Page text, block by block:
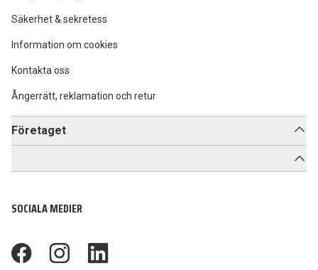
Säkerhet & sekretess
Information om cookies
Kontakta oss
Ångerrätt, reklamation och retur
Företaget
SOCIALA MEDIER